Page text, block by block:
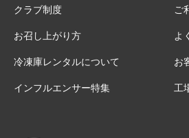
クラブ制度 ご
お召し上がり方 よ
冷凍庫レンタルについて お
インフルエンサー特集 工